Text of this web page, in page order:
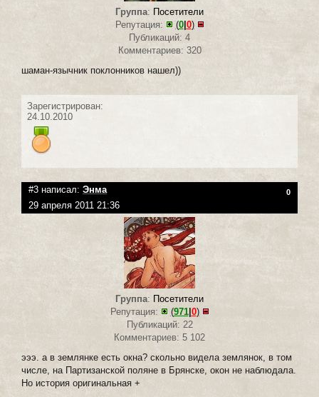
Группа: Посетители
Репутация:
(0| 0)
Публикаций: 4
Комментариев: 320
шаман-язычник поклонников нашел))
Зарегистрирован:
24.10.2010
#3 написал: Энма 0
29 апреля 2011 21:36
Группа: Посетители
Репутация:
(971| 0)
Публикаций: 22
Комментариев: 5 102
эээ. а в землянке есть окна? скольно видела землянок, в том
числе, на Партизанской поляне в Брянске, окон не наблюдала.
Но история оригинальная +